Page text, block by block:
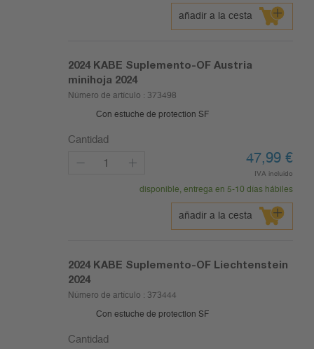
añadir a la cesta
2024 KABE Suplemento-OF Austria
minihoja 2024
Número de artículo : 373498
Con estuche de protection SF
Cantidad
47,99 €
IVA incluido
disponible, entrega en 5-10 días hábiles
añadir a la cesta
2024 KABE Suplemento-OF Liechtenstein
2024
Número de artículo : 373444
Con estuche de protection SF
Cantidad